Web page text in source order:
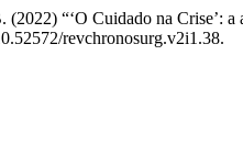
“‘O Cuidado na Crise’:
revchronosurg.v2i1.38.